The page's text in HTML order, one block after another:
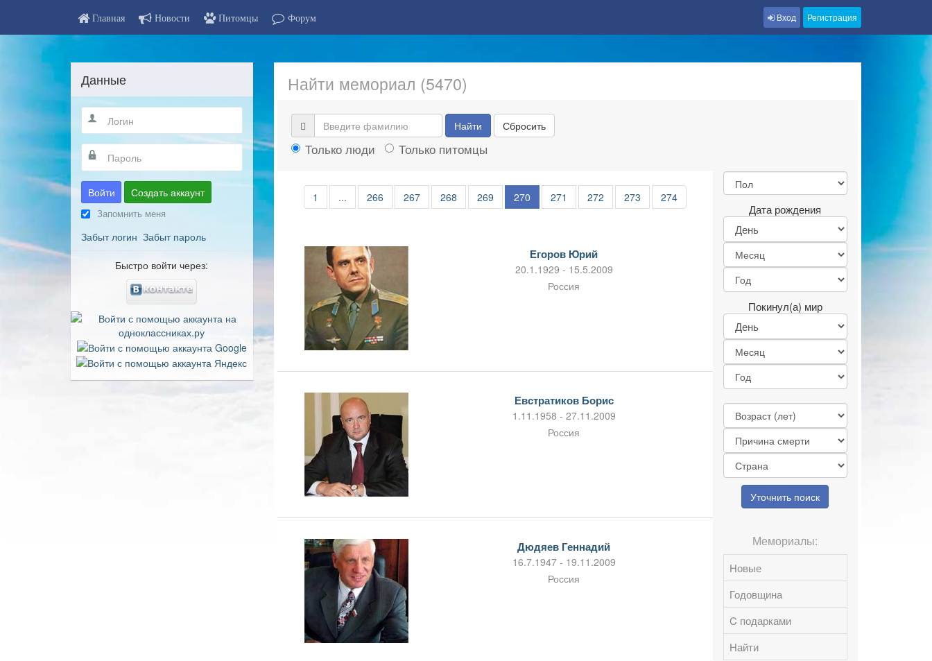
Главная Новости Питомцы Форум Вход Регистрация
Найти мемориал (5470)
Найти Сбросить
Только люди Только питомцы
1 ... 266 267 268 269 270 271 272 273 274
Егоров Юрий
20.1.1929 - 15.5.2009
Россия
Евстратиков Борис
1.11.1958 - 27.11.2009
Россия
Дюдяев Геннадий
16.7.1947 - 19.11.2009
Россия
Дата рождения
Покинул(а) мир
Уточнить поиск
Мемориалы:
Новые
Годовщина
C подарками
Найти
Данные
Войти Создать аккаунт
Запомнить меня
Забыт логин Забыт пароль
Быстро войти через: